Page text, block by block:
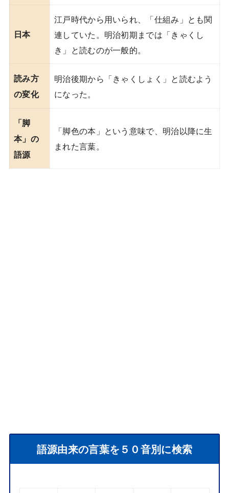
日本
江戸時代から用いられ、「仕組み」とも関
連していた。明治初期までは「きゃくし
き」と読むのが一般的。
読み方
の変化
明治後期から「きゃくしょく」と読むよう
になった。
「脚
本」の
語源
「脚色の本」という意味で、明治以降に生
まれた言葉。
語源由来の言葉を５０音別に検索